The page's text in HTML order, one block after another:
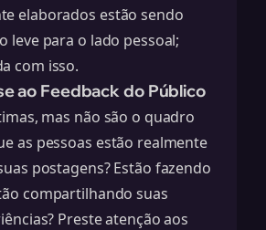
elaborados estão sendo
leve para o lado pessoal;
com isso.
ao Feedback do Público
mas não são o quadro
as pessoas estão realmente
postagens? Estão fazendo
compartilhando suas
Preste atenção aos